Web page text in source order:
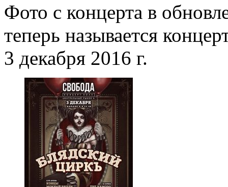
Фото с концерта в
теперь называется
3 декабря 2016 г.